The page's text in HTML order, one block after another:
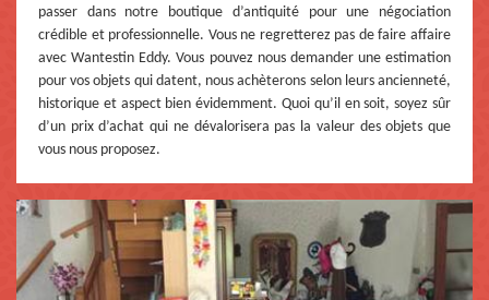
passer dans notre boutique d’antiquité pour une négociation
crédible et professionnelle. Vous ne regretterez pas de faire affaire
avec Wantestin Eddy. Vous pouvez nous demander une estimation
pour vos objets qui datent, nous achèterons selon leurs ancienneté,
historique et aspect bien évidemment. Quoi qu’il en soit, soyez sûr
d’un prix d’achat qui ne dévalorisera pas la valeur des objets que
vous nous proposez.